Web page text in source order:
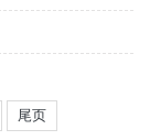
尾页